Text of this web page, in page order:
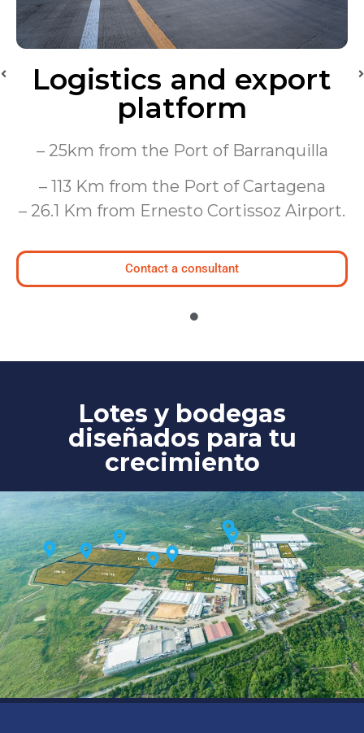
Lotes/Bodegas
Beneficios
Usuarios
Sostenibilidad
Trabaja con nosotros
Logistics and export
platform
– 25km from the Port of Barranquilla
– 113 Km from the Port of Cartagena
– 26.1 Km from Ernesto Cortissoz Airport.
Contact a consultant
Lotes y bodegas
diseñados para tu
crecimiento